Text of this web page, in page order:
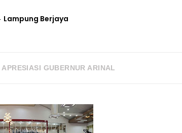
Lampung Berjaya
GUBERNUR ARINAL